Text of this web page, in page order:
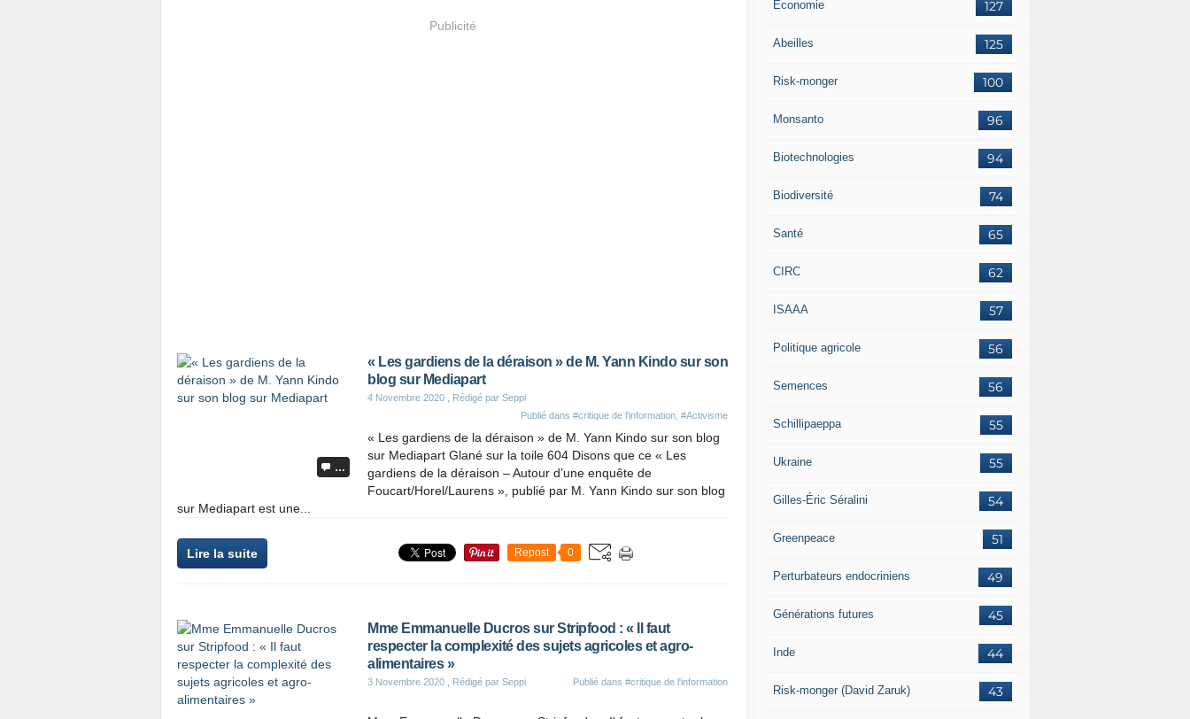
Publicité
…
« Les gardiens de la déraison » de M. Yann Kindo sur son
blog sur Mediapart
4 Novembre 2020 , Rédigé par Seppi
Publié dans #critique de l'information #Activisme
« Les gardiens de la déraison » de M. Yann Kindo sur son blog
sur Mediapart Glané sur la toile 604 Disons que ce « Les
gardiens de la déraison – Autour d’une enquête de
Foucart/Horel/Laurens », publié par M. Yann Kindo sur son blog
sur Mediapart est une...
Lire la suite Repost 0
Mme Emmanuelle Ducros sur Stripfood : « Il faut
respecter la complexité des sujets agricoles et agro-
alimentaires »
3 Novembre 2020 , Rédigé par Seppi Publié dans #critique de l'information
127
Economie
125
Abeilles
100
Risk-monger
96
Monsanto
94
Biotechnologies
74
Biodiversité
65
Santé
62
CIRC
57
ISAAA
56
Politique agricole
56
Semences
55
Schillipaeppa
55
Ukraine
54
Gilles-Éric Séralini
51
Greenpeace
49
Perturbateurs endocriniens
45
Générations futures
44
Inde
43
Risk-monger (David Zaruk)